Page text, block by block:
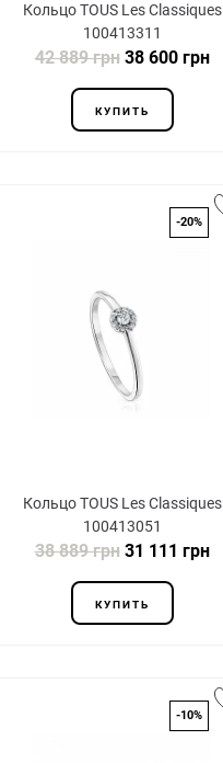
Кольцо TOUS Les Classiques
100413311
42 889 грн38 600 грн
КУПИТЬ
-20%
Кольцо TOUS Les Classiques
100413051
38 889 грн31 111 грн
КУПИТЬ
-10%